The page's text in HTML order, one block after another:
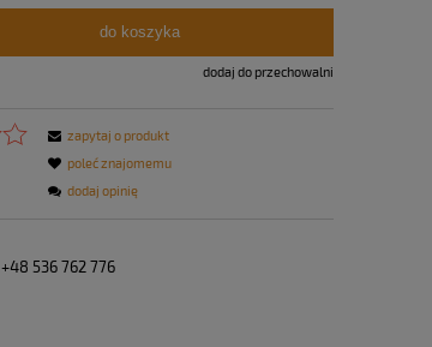
do koszyka
dodaj do przechowalni
zapytaj o produkt
poleć znajomemu
dodaj opinię
+48 536 762 776